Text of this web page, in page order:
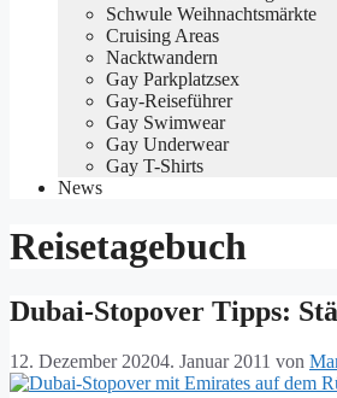
Schwule Weihnachtsmärkte
Cruising Areas
Nacktwandern
Gay Parkplatzsex
Gay-Reiseführer
Gay Swimwear
Gay Underwear
Gay T-Shirts
News
Reisetagebuch
Dubai-Stopover Tipps:
12. Dezember 20204. Januar 2011 von